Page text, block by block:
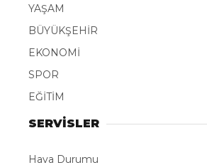
YAŞAM
BÜYÜKŞEHİR
EKONOMİ
SPOR
EĞİTİM
SERVİSLER
Hava Durumu